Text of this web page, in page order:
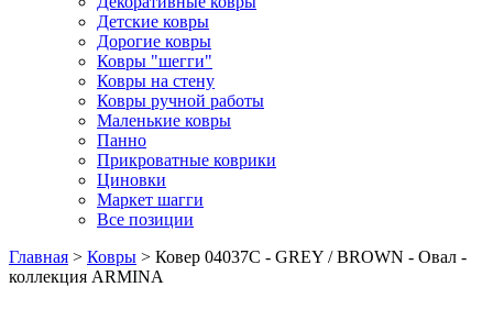
Детские ковры
Дорогие ковры
Ковры "шегги"
Ковры на стену
Ковры ручной работы
Маленькие ковры
Панно
Прикроватные коврики
Циновки
Маркет шагги
Все позиции
Главная > Ковры > Ковер 04037C - GREY / BROWN - Овал -
коллекция ARMINA